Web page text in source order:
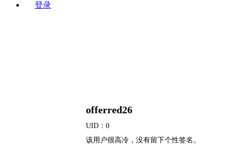
登录
offerred26
UID：0
该用户很高冷，没有留下个性签名。